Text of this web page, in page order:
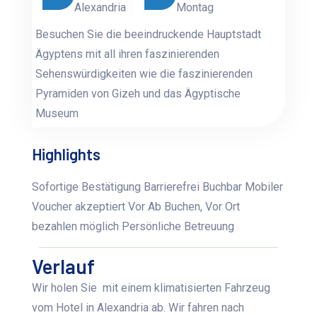
Alexandria
Montag
Besuchen Sie die beeindruckende Hauptstadt
Ägyptens mit all ihren faszinierenden
Sehenswürdigkeiten wie die faszinierenden
Pyramiden von Gizeh und das Ägyptische
Museum
Highlights
Sofortige Bestätigung Barrierefrei Buchbar Mobiler
Voucher akzeptiert Vor Ab Buchen, Vor Ort
bezahlen möglich Persönliche Betreuung
Verlauf
Wir holen Sie mit einem klimatisierten Fahrzeug
vom Hotel in Alexandria ab. Wir fahren nach